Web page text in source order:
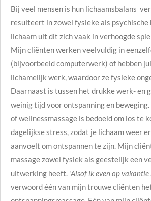
Bij veel mensen is hun lichaamsbalans
resulteert in zowel fysieke als psychische
lichaam uit dit zich vaak in verhoogde
Mijn cliënten werken veelvuldig in
(bijvoorbeeld computerwerk) of hebben
lichamelijk werk, waardoor ze fysieke
Daarnaast is tussen het drukke werk- en
weinig tijd voor ontspanning en
of wellnessmassage is bedoeld om los te
dagelijkse stress, zodat je lichaam weer
aanvoelt om ontspannen te zijn. Mijn
massage zowel fysiek als geestelijk een
uitwerking heeft. 'Alsof ik even op vakantie
verwoord één van mijn trouwe cliënten